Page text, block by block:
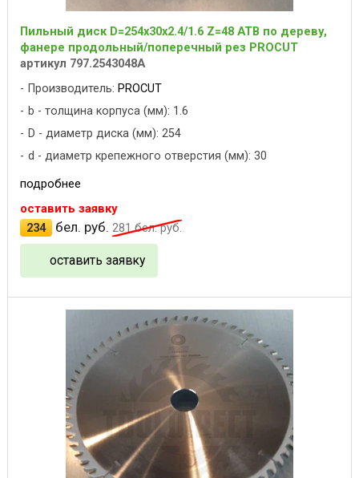
Пильный диск D=254x30x2.4/1.6 Z=48 ATB по дереву,
фанере продольный/поперечный рез PROCUT
артикул 797.2543048A
Производитель: PROCUT
b - толщина корпуса (мм): 1.6
D - диаметр диска (мм): 254
d - диаметр крепежного отверстия (мм): 30
подробнее
оставить заявку
234
бел. руб. 281бел. руб.
оставить заявку